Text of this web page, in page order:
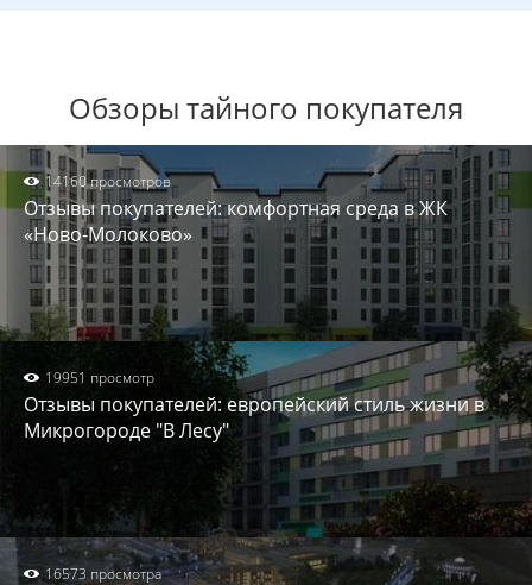
Обзоры тайного покупателя
14160 просмотров
Отзывы покупателей: комфортная среда в ЖК
«Ново-Молоково»
19951 просмотр
Отзывы покупателей: европейский стиль жизни в
Микрогороде "В Лесу"
16573 просмотра